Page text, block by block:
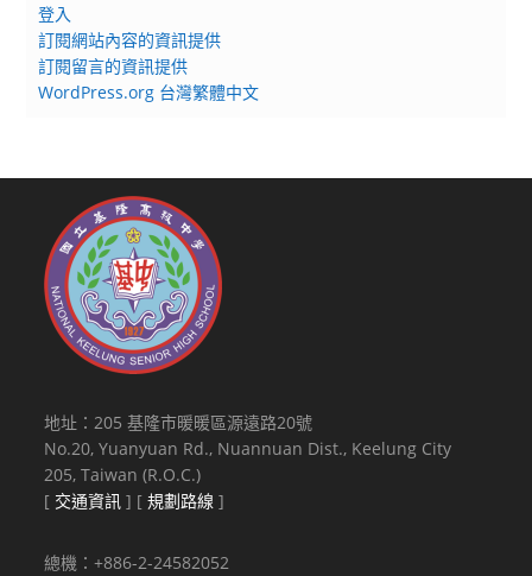
登入
訂閱網站內容的資訊提供
訂閱留言的資訊提供
WordPress.org 台灣繁體中文
地址：205 基隆市暖暖區源遠路20號
No.20, Yuanyuan Rd., Nuannuan Dist., Keelung City
205, Taiwan (R.O.C.)
[ 交通資訊 ] [規劃路線 ]
總機：+886-2-24582052